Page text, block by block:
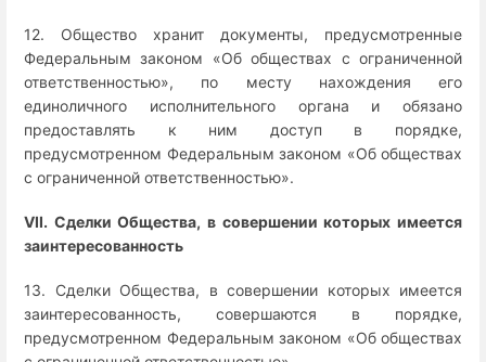
12. Общество хранит документы, предусмотренные
Федеральным законом «Об обществах с ограниченной
ответственностью», по месту нахождения его
единоличного исполнительного органа и обязано
предоставлять к ним доступ в порядке,
предусмотренном Федеральным законом «Об обществах
с ограниченной ответственностью».
VII. Сделки Общества, в совершении которых имеется
заинтересованность
13. Сделки Общества, в совершении которых имеется
заинтересованность, совершаются в порядке,
предусмотренном Федеральным законом «Об обществах